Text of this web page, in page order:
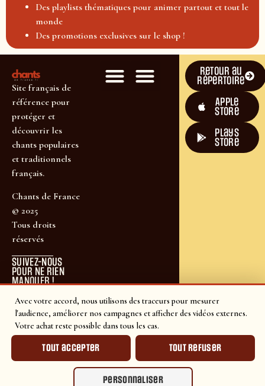
Avec votre accord, nous utilisons des traceurs pour mesurer
l'audience, améliorer nos campagnes et afficher des vidéos externes.
Votre achat reste possible dans tous les cas.
Tout accepter Tout refuser
Personnaliser
Des playlists thématiques pour animer partout et tout le
monde
Des promotions exclusives sur le shop !
Site français de
référence pour
protéger et
découvrir les
chants populaires
et traditionnels
français.
Chants de France
© 2025
Tous droits
réservés
SUIVEZ-NOUS
POUR NE RIEN
MANQUER !
Retour au
répertoire
Apple
Store
plays
store